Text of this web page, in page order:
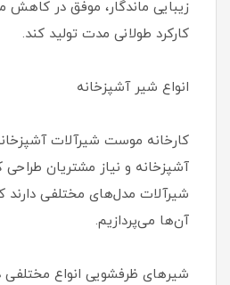
زیبایی ماندگار، موفق در
کارکرد طولانی مدت تولید کند.
انواع شیر آشپزخانه
کارخانه موست شیرآلات آشپزخانه
آشپزخانه و نیاز مشتریان
شیرآلات مدل‌های مختلفی دارند
آ‌ن‌ها می‌پردازیم.
شیرهای ظرفشویی انواع مختلفی